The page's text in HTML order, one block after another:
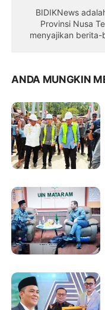
BIDIKNews
Provinsi Nusa
menyajikan berita-
ANDA MUNGKIN